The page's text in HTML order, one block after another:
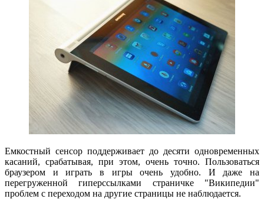
Емкостный сенсор поддерживает до десяти одновременных
касаний, срабатывая, при этом, очень точно. Пользоваться
браузером и играть в игры очень удобно. И даже на
перегруженной гиперссылками страничке "Википедии"
проблем с переходом на другие страницы не наблюдается.